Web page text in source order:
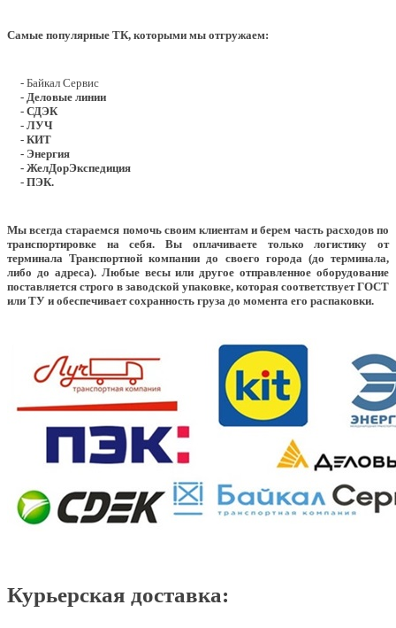
Самые популярные ТК, которыми мы отгружаем:
- Байкал Сервис
- Деловые линии
- СДЭК
- ЛУЧ
- КИТ
- Энергия
- ЖелДорЭкспедиция
- ПЭК.
Мы всегда стараемся помочь своим клиентам и берем часть расходов по
транспортировке на себя. Вы оплачиваете только логистику от
терминала Транспортной компании до своего города (до терминала,
либо до адреса). Любые весы или другое отправленное оборудование
поставляется строго в заводской упаковке, которая соответствует ГОСТ
или ТУ и обеспечивает сохранность груза до момента его распаковки.
Курьерская доставка: